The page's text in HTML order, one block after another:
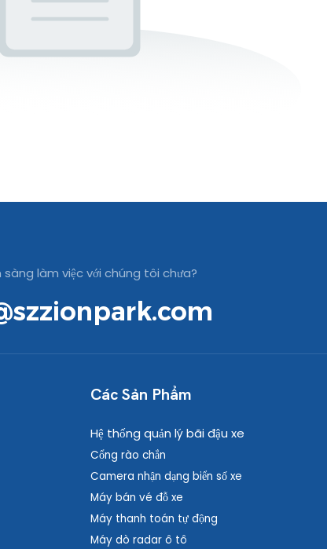
sàng làm việc với chúng tôi chưa?
Các Sản Phẩm
Hệ thống quản lý bãi đậu xe
Cổng rào chắn
Camera nhận dạng biển số xe
Máy bán vé đỗ xe
Máy thanh toán tự động
Máy dò radar ô tô